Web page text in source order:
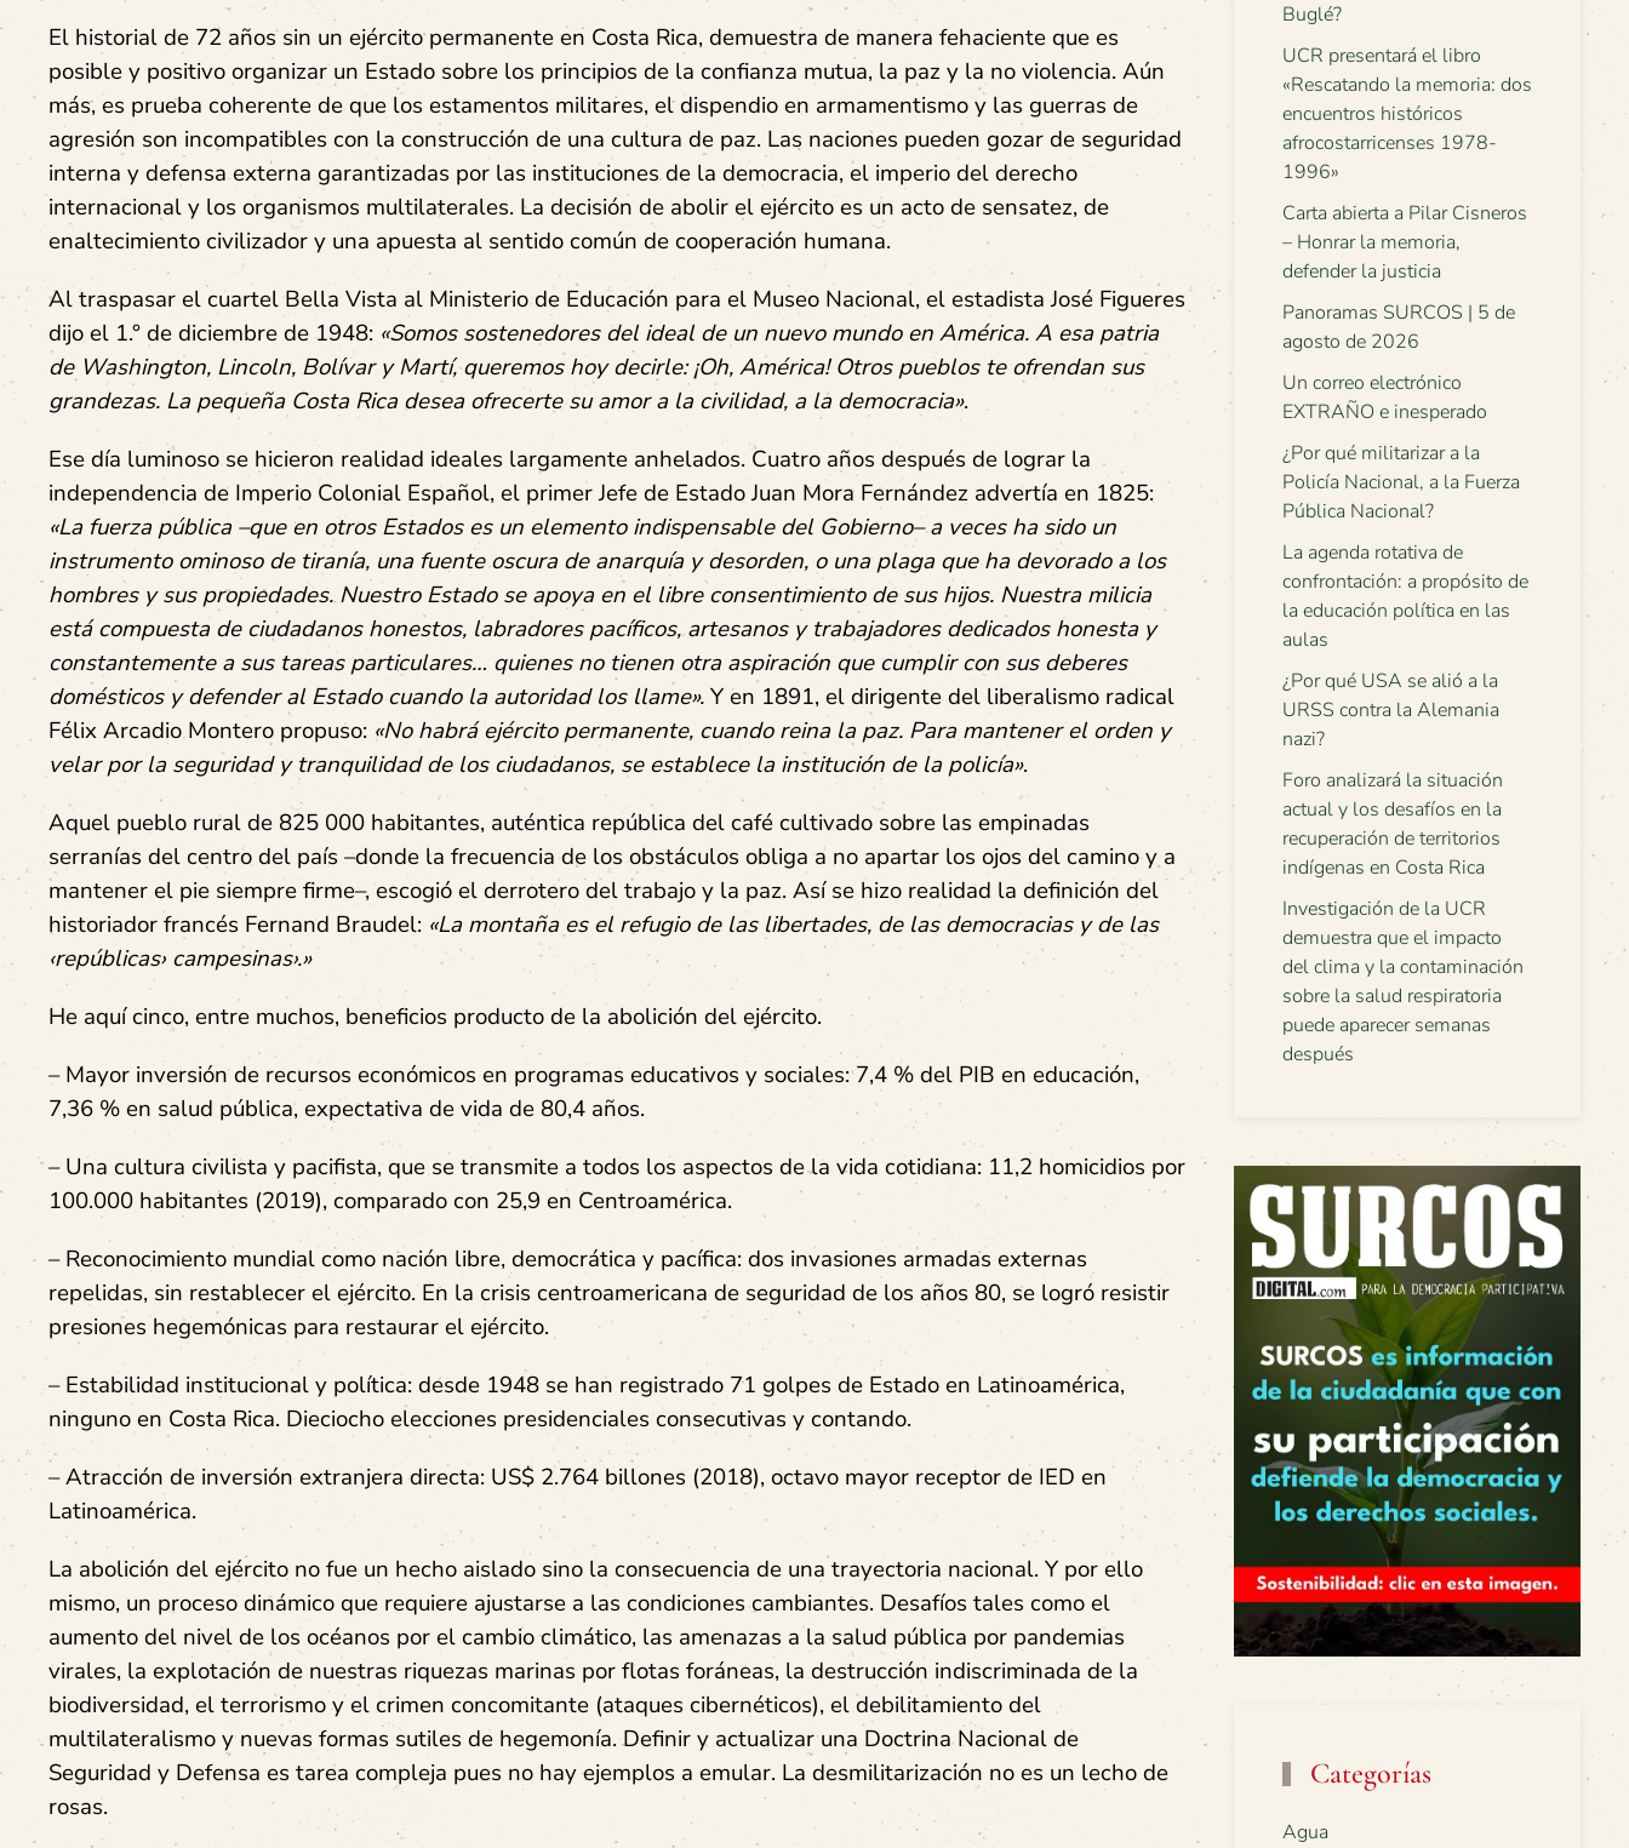
El historial de 72 años sin un ejército permanente en Costa Rica, demuestra de manera fehaciente que es
posible y positivo organizar un Estado sobre los principios de la confianza mutua, la paz y la no violencia. Aún
más, es prueba coherente de que los estamentos militares, el dispendio en armamentismo y las guerras de
agresión son incompatibles con la construcción de una cultura de paz. Las naciones pueden gozar de seguridad
interna y defensa externa garantizadas por las instituciones de la democracia, el imperio del derecho
internacional y los organismos multilaterales. La decisión de abolir el ejército es un acto de sensatez, de
enaltecimiento civilizador y una apuesta al sentido común de cooperación humana.
Al traspasar el cuartel Bella Vista al Ministerio de Educación para el Museo Nacional, el estadista José Figueres
dijo el 1.° de diciembre de 1948: «Somos sostenedores del ideal de un nuevo mundo en América. A esa patria
de Washington, Lincoln, Bolívar y Martí, queremos hoy decirle: ¡Oh, América! Otros pueblos te ofrendan sus
grandezas. La pequeña Costa Rica desea ofrecerte su amor a la civilidad, a la democracia».
Ese día luminoso se hicieron realidad ideales largamente anhelados. Cuatro años después de lograr la
independencia de Imperio Colonial Español, el primer Jefe de Estado Juan Mora Fernández advertía en 1825:
«La fuerza pública –que en otros Estados es un elemento indispensable del Gobierno– a veces ha sido un
instrumento ominoso de tiranía, una fuente oscura de anarquía y desorden, o una plaga que ha devorado a los
hombres y sus propiedades. Nuestro Estado se apoya en el libre consentimiento de sus hijos. Nuestra milicia
está compuesta de ciudadanos honestos, labradores pacíficos, artesanos y trabajadores dedicados honesta y
constantemente a sus tareas particulares… quienes no tienen otra aspiración que cumplir con sus deberes
domésticos y defender al Estado cuando la autoridad los llame».Y en 1891, el dirigente del liberalismo radical
Félix Arcadio Montero propuso: «No habrá ejército permanente, cuando reina la paz. Para mantener el orden y
velar por la seguridad y tranquilidad de los ciudadanos, se establece la institución de la policía».
Aquel pueblo rural de 825 000 habitantes, auténtica república del café cultivado sobre las empinadas
serranías del centro del país –donde la frecuencia de los obstáculos obliga a no apartar los ojos del camino y a
mantener el pie siempre firme–, escogió el derrotero del trabajo y la paz. Así se hizo realidad la definición del
historiador francés Fernand Braudel: «La montaña es el refugio de las libertades, de las democracias y de las
‹repúblicas› campesinas›.»
He aquí cinco, entre muchos, beneficios producto de la abolición del ejército.
– Mayor inversión de recursos económicos en programas educativos y sociales: 7,4 % del PIB en educación,
7,36 % en salud pública, expectativa de vida de 80,4 años.
– Una cultura civilista y pacifista, que se transmite a todos los aspectos de la vida cotidiana: 11,2 homicidios por
100.000 habitantes (2019), comparado con 25,9 en Centroamérica.
– Reconocimiento mundial como nación libre, democrática y pacífica: dos invasiones armadas externas
repelidas, sin restablecer el ejército. En la crisis centroamericana de seguridad de los años 80, se logró resistir
presiones hegemónicas para restaurar el ejército.
– Estabilidad institucional y política: desde 1948 se han registrado 71 golpes de Estado en Latinoamérica,
ninguno en Costa Rica. Dieciocho elecciones presidenciales consecutivas y contando.
– Atracción de inversión extranjera directa: US$ 2.764 billones (2018), octavo mayor receptor de IED en
Latinoamérica.
La abolición del ejército no fue un hecho aislado sino la consecuencia de una trayectoria nacional. Y por ello
mismo, un proceso dinámico que requiere ajustarse a las condiciones cambiantes. Desafíos tales como el
aumento del nivel de los océanos por el cambio climático, las amenazas a la salud pública por pandemias
virales, la explotación de nuestras riquezas marinas por flotas foráneas, la destrucción indiscriminada de la
biodiversidad, el terrorismo y el crimen concomitante (ataques cibernéticos), el debilitamiento del
multilateralismo y nuevas formas sutiles de hegemonía. Definir y actualizar una Doctrina Nacional de
Seguridad y Defensa es tarea compleja pues no hay ejemplos a emular. La desmilitarización no es un lecho de
rosas.
Buglé?
UCR presentará el libro
«Rescatando la memoria: dos
encuentros históricos
afrocostarricenses 1978-
1996»
Carta abierta a Pilar Cisneros
– Honrar la memoria,
defender la justicia
Panoramas SURCOS | 5 de
agosto de 2026
Un correo electrónico
EXTRAÑO e inesperado
¿Por qué militarizar a la
Policía Nacional, a la Fuerza
Pública Nacional?
La agenda rotativa de
confrontación: a propósito de
la educación política en las
aulas
¿Por qué USA se alió a la
URSS contra la Alemania
nazi?
Foro analizará la situación
actual y los desafíos en la
recuperación de territorios
indígenas en Costa Rica
Investigación de la UCR
demuestra que el impacto
del clima y la contaminación
sobre la salud respiratoria
puede aparecer semanas
después
Categorías
Agua